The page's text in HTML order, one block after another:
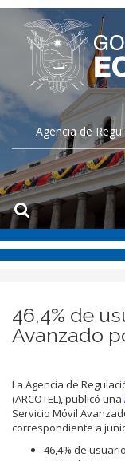
Agencia de
46,4% de
Avanzado
La Agencia de
(ARCOTEL), publicó una
Servicio Móvil
correspondiente a
46,4% de